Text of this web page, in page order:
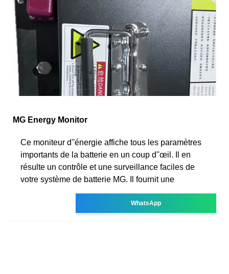
MG Energy Monitor
Ce moniteur d''énergie affiche tous les paramètres
importants de la batterie en un coup d''œil. Il en
résulte un contrôle et une surveillance faciles de
votre système de batterie MG. Il fournit une
WhatsApp